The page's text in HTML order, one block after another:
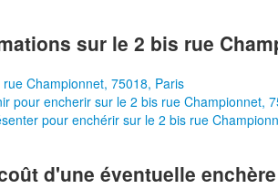
sur le 2 bis rue
Championnet, 75018, Paris
pour encherir sur le 2 bis rue Championnet,
pour enchérir sur le 2 bis rue
d'une éventuelle